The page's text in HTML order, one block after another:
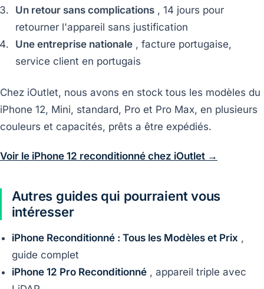
Un retour sans complications , 14 jours pour
retourner l'appareil sans justification
Une entreprise nationale , facture portugaise,
service client en portugais
Chez iOutlet, nous avons en stock tous les modèles du
iPhone 12, Mini, standard, Pro et Pro Max, en plusieurs
couleurs et capacités, prêts a être expédiés.
Voir le iPhone 12 reconditionné chez iOutlet →
Autres guides qui pourraient vous
intéresser
iPhone Reconditionné : Tous les Modèles et Prix ,
guide complet
iPhone 12 Pro Reconditionné , appareil triple avec